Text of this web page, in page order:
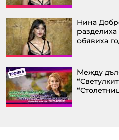
Нина
обявиха
Между